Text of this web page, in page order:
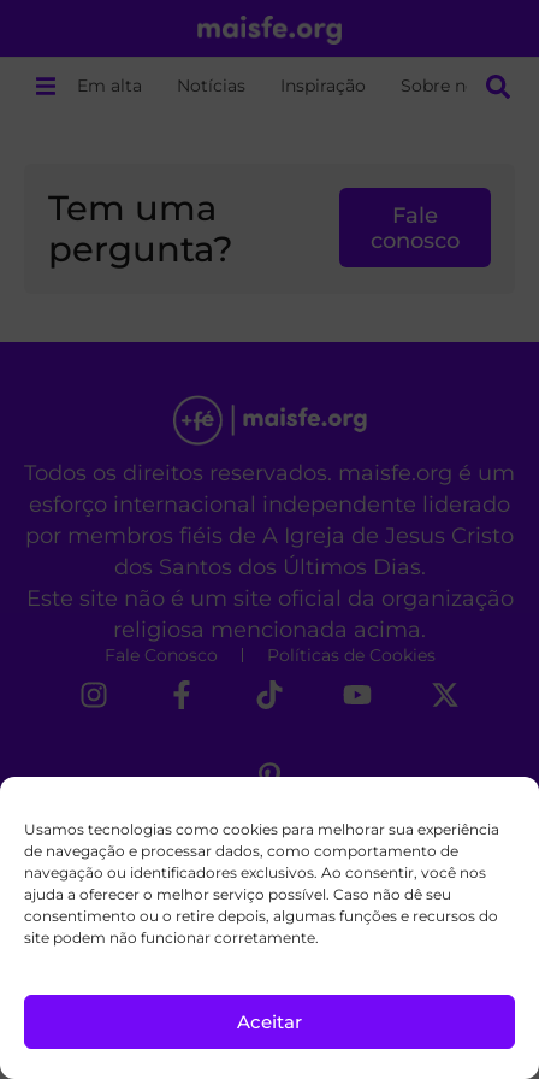
Usamos tecnologias como cookies para melhorar sua experiência
de navegação e processar dados, como comportamento de
navegação ou identificadores exclusivos. Ao consentir, você nos
ajuda a oferecer o melhor serviço possível. Caso não dê seu
consentimento ou o retire depois, algumas funções e recursos do
site podem não funcionar corretamente.
Aceitar
Em alta Notícias Inspiração Sobre nós
Tem uma
pergunta?
Fale
conosco
Todos os direitos reservados. maisfe.org é um
esforço internacional independente liderado
por membros fiéis de A Igreja de Jesus Cristo
dos Santos dos Últimos Dias.
Este site não é um site oficial da organização
religiosa mencionada acima.
Fale Conosco Políticas de Cookies